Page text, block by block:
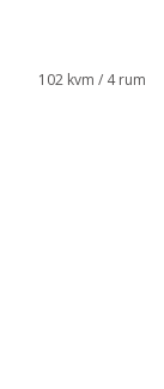
102 kvm / 4 rum